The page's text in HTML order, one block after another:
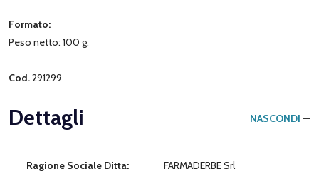
Formato:
Peso netto: 100 g.
Cod.291299
Dettagli NASCONDI
Ragione Sociale Ditta: FARMADERBE Srl